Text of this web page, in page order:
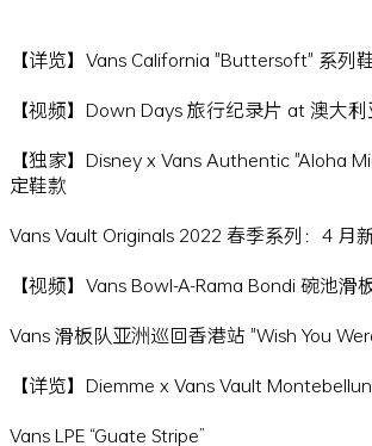
【详览】Vans California "Buttersoft" 系列
【视频】Down Days 旅行纪录片 at 澳大
【独家】Disney x Vans Authentic "Aloha
定鞋款
Vans Vault Originals 2022 春季系列：4 月
【视频】Vans Bowl-A-Rama Bondi 碗池滑
Vans 滑板队亚洲巡回香港站 "Wish You
【详览】Diemme x Vans Vault
Vans LPE “Guate Stripe”